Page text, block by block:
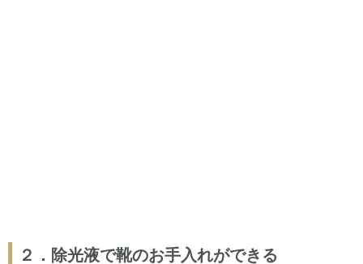
２．除光液で靴のお手入れができる